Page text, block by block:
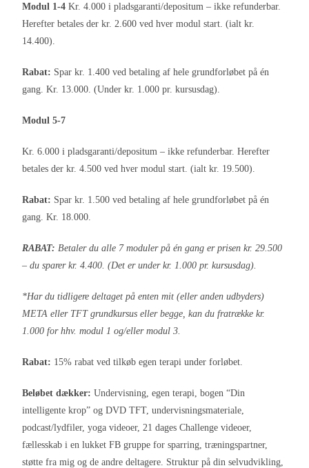
Modul 1-4 Kr. 4.000 i pladsgaranti/depositum – ikke refunderbar.
Herefter betales der kr. 2.600 ved hver modul start. (ialt kr.
14.400).
Rabat: Spar kr. 1.400 ved betaling af hele grundforløbet på én
gang. Kr. 13.000. (Under kr. 1.000 pr. kursusdag).
Modul 5-7
Kr. 6.000 i pladsgaranti/depositum – ikke refunderbar. Herefter
betales der kr. 4.500 ved hver modul start. (ialt kr. 19.500).
Rabat: Spar kr. 1.500 ved betaling af hele grundforløbet på én
gang. Kr. 18.000.
RABAT: Betaler du alle 7 moduler på én gang er prisen kr. 29.500
– du sparer kr. 4.400. (Det er under kr. 1.000 pr. kursusdag).
*Har du tidligere deltaget på enten mit (eller anden udbyders)
META eller TFT grundkursus eller begge, kan du fratrække kr.
1.000 for hhv. modul 1 og/eller modul 3.
Rabat: 15% rabat ved tilkøb egen terapi under forløbet.
Beløbet dækker:Undervisning, egen terapi, bogen “Din
intelligente krop” og DVD TFT, undervisningsmateriale,
podcast/lydfiler, yoga videoer, 21 dages Challenge videoer,
fællesskab i en lukket FB gruppe for sparring, træningspartner,
støtte fra mig og de andre deltagere. Struktur på din selvudvikling,